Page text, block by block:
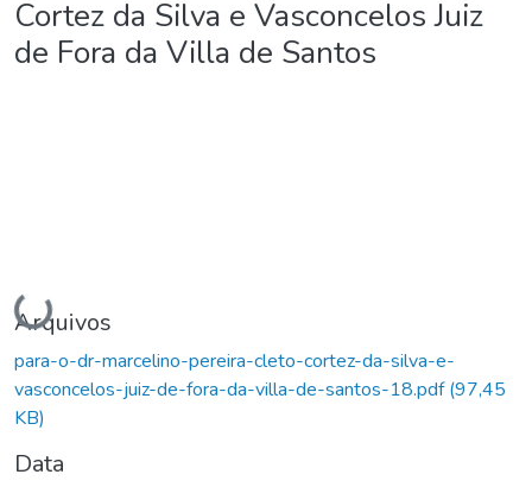
Cortez da Silva e Vasconcelos Juiz
de Fora da Villa de Santos
Carregando...
Arquivos
para-o-dr-marcelino-pereira-cleto-cortez-da-silva-e-
vasconcelos-juiz-de-fora-da-villa-de-santos-18.pdf(97,45
KB)
Data